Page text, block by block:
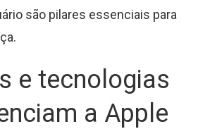
são pilares essenciais para
e tecnologias
a Apple